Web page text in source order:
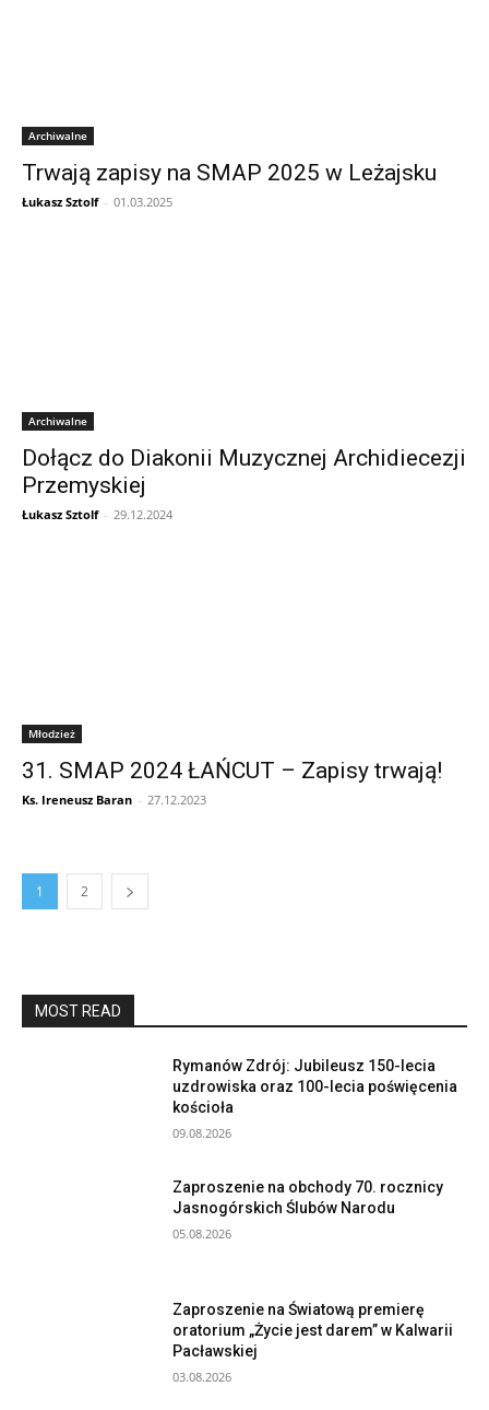
Archiwalne
Trwają zapisy na SMAP 2025 w Leżajsku
Łukasz Sztolf - 01.03.2025
Archiwalne
Dołącz do Diakonii Muzycznej Archidiecezji
Przemyskiej
Łukasz Sztolf - 29.12.2024
Młodzież
31. SMAP 2024 ŁAŃCUT – Zapisy trwają!
Ks. Ireneusz Baran - 27.12.2023
1 2
MOST READ
Rymanów Zdrój: Jubileusz 150-lecia
uzdrowiska oraz 100-lecia poświęcenia
kościoła
09.08.2026
Zaproszenie na obchody 70. rocznicy
Jasnogórskich Ślubów Narodu
05.08.2026
Zaproszenie na Światową premierę
oratorium „Życie jest darem” w Kalwarii
Pacławskiej
03.08.2026